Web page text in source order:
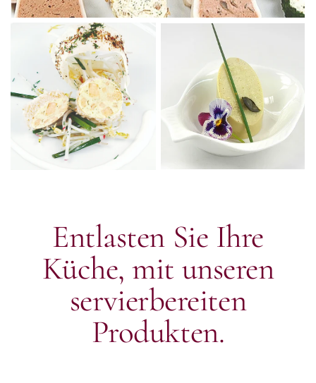
Entlasten Sie Ihre
Küche, mit unseren
servierbereiten
Produkten.